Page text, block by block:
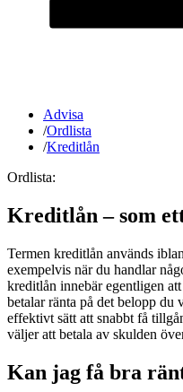
Advisa
/Ordlista
/Kreditlån
Ordlista:
Kreditlån – som
Termen kreditlån används
exempelvis när du handlar
kreditlån innebär egentligen
betalar ränta på det belopp du
effektivt sätt att snabbt få
väljer att betala av skulden
Kan jag få bra